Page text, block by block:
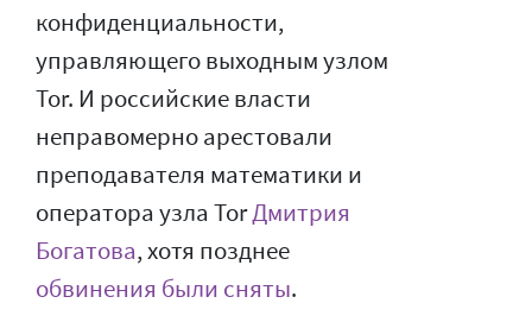
конфиденциальности,
управляющего выходным узлом
Tor. И российские власти
неправомерно арестовали
преподавателя математики и
оператора узла TorДмитрия
Богатова, хотя позднее
обвинения были сняты.